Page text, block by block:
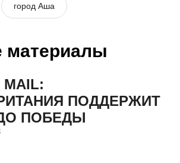
город Аша
материалы
MAIL:
ПОДДЕРЖИТ
ПОБЕДЫ